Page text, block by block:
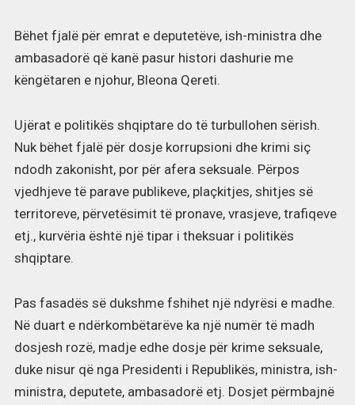
Bëhet fjalë për emrat e deputetëve, ish-ministra dhe
ambasadorë që kanë pasur histori dashurie me
këngëtaren e njohur, Bleona Qereti.
Ujërat e politikës shqiptare do të turbullohen sërish.
Nuk bëhet fjalë për dosje korrupsioni dhe krimi siç
ndodh zakonisht, por për afera seksuale. Përpos
vjedhjeve të parave publikeve, plaçkitjes, shitjes së
territoreve, përvetësimit të pronave, vrasjeve, trafiqeve
etj., kurvëria është një tipar i theksuar i politikës
shqiptare.
Pas fasadës së dukshme fshihet një ndyrësi e madhe.
Në duart e ndërkombëtarëve ka një numër të madh
dosjesh rozë, madje edhe dosje për krime seksuale,
duke nisur që nga Presidenti i Republikës, ministra, ish-
ministra, deputete, ambasadorë etj. Dosjet përmbajnë